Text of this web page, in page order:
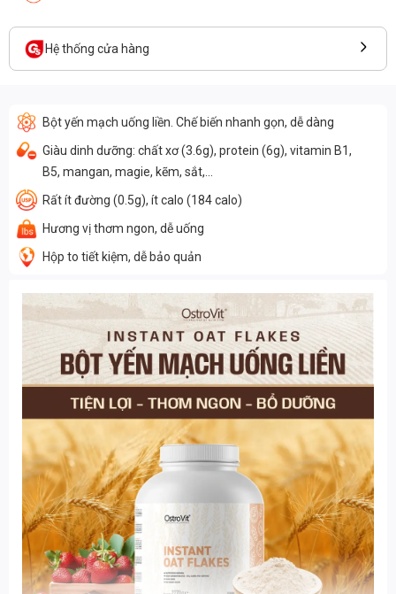
Hệ thống cửa hàng
Bột yến mạch uống liền. Chế biến nhanh gọn, dễ dàng
Giàu dinh dưỡng: chất xơ (3.6g), protein (6g), vitamin B1,
B5, mangan, magie, kẽm, sắt,...
Rất ít đường (0.5g), ít calo (184 calo)
Hương vị thơm ngon, dễ uống
Hộp to tiết kiệm, dễ bảo quản